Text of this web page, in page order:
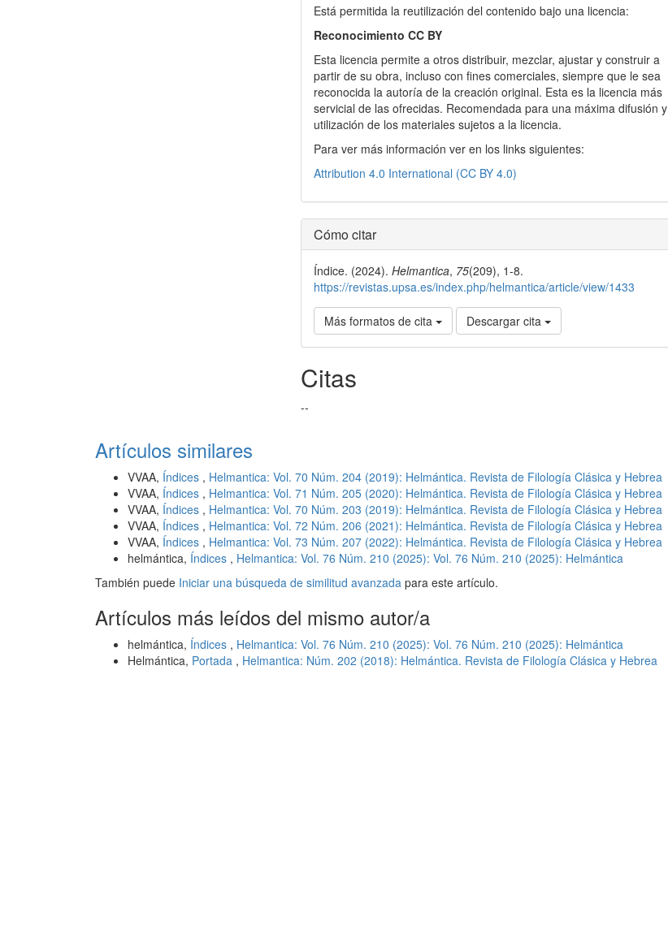
Está permitida la reutilización del contenido bajo una licencia:
Reconocimiento CC BY
Esta licencia permite a otros distribuir, mezclar, ajustar y construir a
partir de su obra, incluso con fines comerciales, siempre que le sea
reconocida la autoría de la creación original. Esta es la licencia más
servicial de las ofrecidas. Recomendada para una máxima difusión y
utilización de los materiales sujetos a la licencia.
Para ver más información ver en los links siguientes:
Attribution 4.0 International (CC BY 4.0)
Cómo citar
Índice. (2024).Helmantica, 75(209), 1-8.
https://revistas.upsa.es/index.php/helmantica/article/view/1433
Más formatos de cita Descargar cita
Citas
--
Artículos similares
VVAA, Índices , Helmantica: Vol. 70 Núm. 204 (2019): Helmántica. Revista de Filología Clásica y Hebrea
VVAA, Índices , Helmantica: Vol. 71 Núm. 205 (2020): Helmántica. Revista de Filología Clásica y Hebrea
VVAA, Índices , Helmantica: Vol. 70 Núm. 203 (2019): Helmántica. Revista de Filología Clásica y Hebrea
VVAA, Índices , Helmantica: Vol. 72 Núm. 206 (2021): Helmántica. Revista de Filología Clásica y Hebrea
VVAA, Índices , Helmantica: Vol. 73 Núm. 207 (2022): Helmántica. Revista de Filología Clásica y Hebrea
helmántica, Índices , Helmantica: Vol. 76 Núm. 210 (2025): Vol. 76 Núm. 210 (2025): Helmántica
También puede Iniciar una búsqueda de similitud avanzada para este artículo.
Artículos más leídos del mismo autor/a
helmántica, Índices , Helmantica: Vol. 76 Núm. 210 (2025): Vol. 76 Núm. 210 (2025): Helmántica
Helmántica, Portada , Helmantica: Núm. 202 (2018): Helmántica. Revista de Filología Clásica y Hebrea